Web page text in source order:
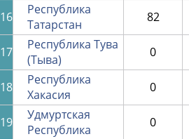
16
Республика
Татарстан
82
17
Республика Тува
(Тыва)
0
18
Республика
Хакасия
0
19
Удмуртская
Республика
0